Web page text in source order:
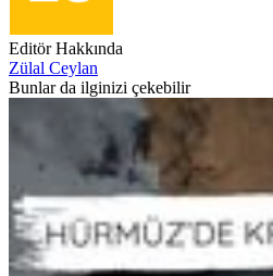
Editör Hakkında
Zülal Ceylan
Bunlar da ilginizi çekebilir